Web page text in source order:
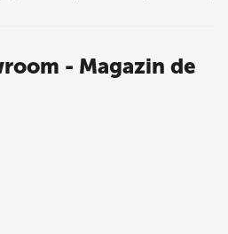
- Magazin de